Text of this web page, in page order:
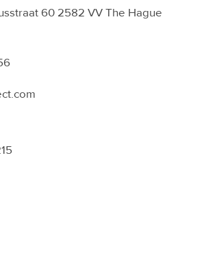
60 2582 VV The Hague